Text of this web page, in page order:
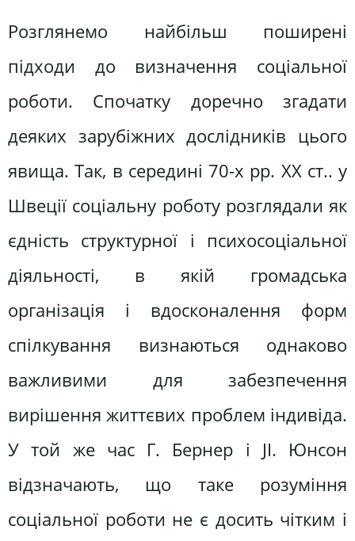
Розглянемо найбільш поширені
підходи до визначення соціальної
роботи. Спочатку доречно згадати
деяких зарубіжних дослідників цього
явища. Так, в середині 70-х рр. XX ст.. у
Швеції соціальну роботу розглядали як
єдність структурної і психосоціальної
діяльності, в якій громадська
організація і вдосконалення форм
спілкування визнаються однаково
важливими для забезпечення
вирішення життєвих проблем індивіда.
У той же час Г. Бернер і JI. Юнсон
відзначають, що таке розуміння
соціальної роботи не є досить чітким і